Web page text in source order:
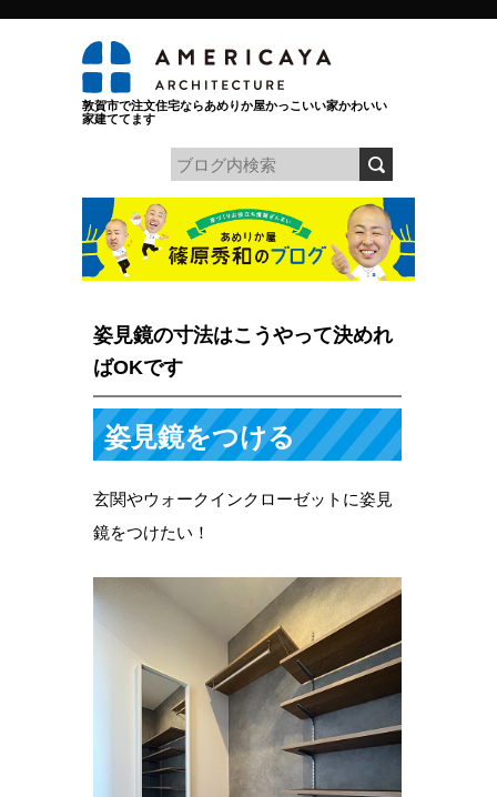
敦賀市で注文住宅ならあめりか屋かっこいい家かわいい
家建ててます
姿見鏡の寸法はこうやって決めれ
ばOKです
姿見鏡をつける
玄関やウォークインクローゼットに姿見
鏡をつけたい！